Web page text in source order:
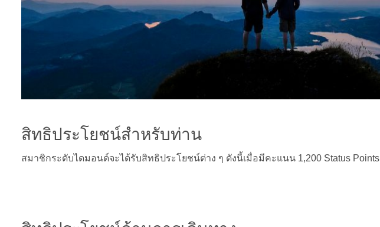
สิทธิประโยชน์สำหรับท่าน
สมาชิกระดับไดมอนด์จะได้รับสิทธิประโยชน์ต่าง ๆ ดังนี้เมื่อมีคะแนน 1,200 Status Points